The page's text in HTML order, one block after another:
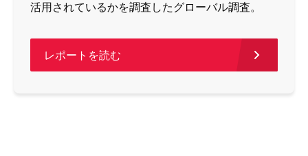
活用されているかを調査したグローバル調査。
レポートを読む